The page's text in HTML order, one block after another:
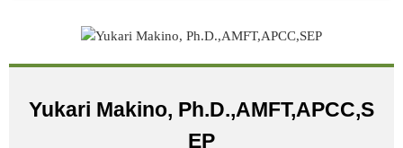
Yukari Makino, Ph.D.,AMFT,APCC,S
EP